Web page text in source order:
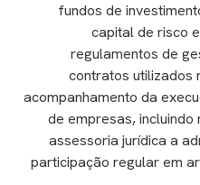
fundos de
capital de risco
regulamentos de
contratos utilizados
acompanhamento da
de empresas,
assessoria jurídica a
participação regular em